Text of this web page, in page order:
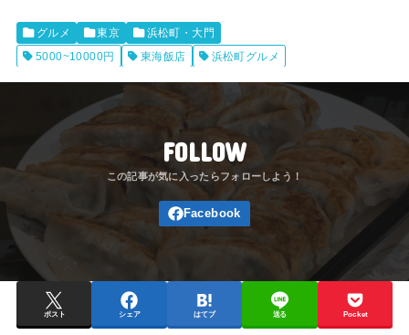
グルメ 東京
浜松町・大門
5000~10000円
東海飯店 浜松町グルメ
FOLLOW
ポスト シェア はてブ 送る Pocket